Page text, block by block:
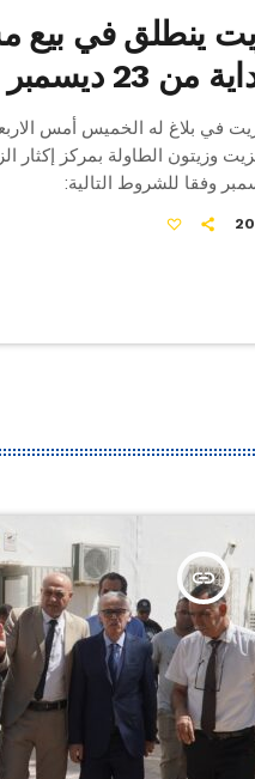
ينطلق في بيع
23 ديسمبر
في بلاغ له الخميس أمس
وزيتون الطاولة بمركز إكثار
insert_link